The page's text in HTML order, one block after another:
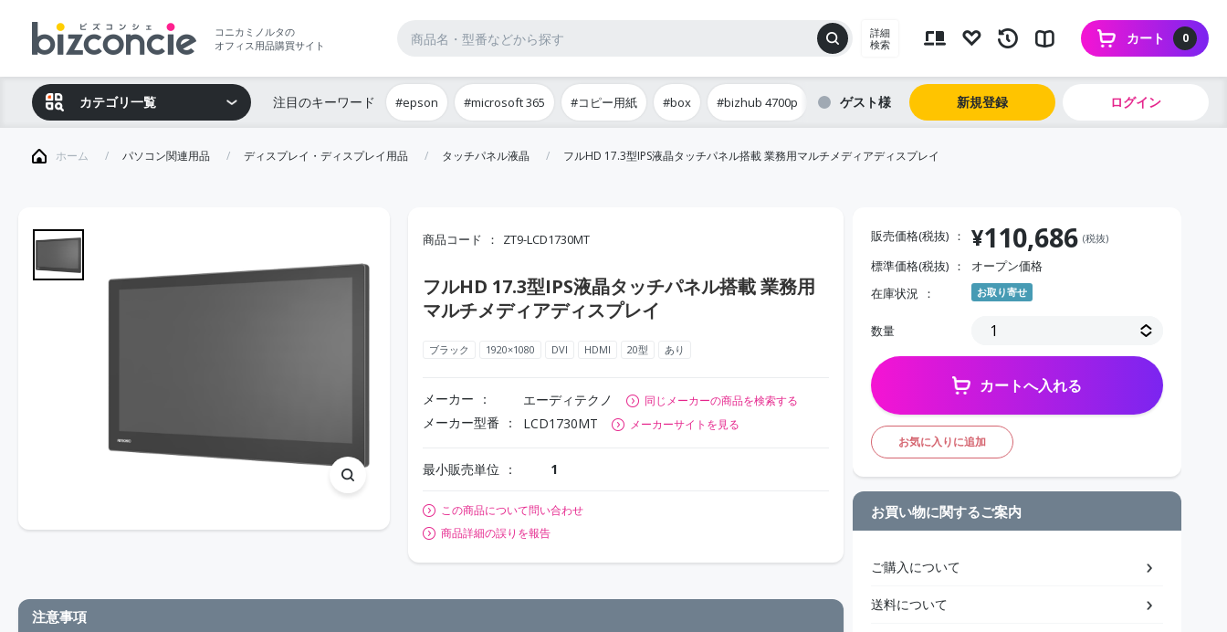
コニカミノルタの
オフィス用品購買サイト
詳細
検索
0
カート
カテゴリ一覧 注目のキーワード #epson #microsoft 365 #コピー用紙 #box #bizhub 4700p ゲスト 新規登録 ログイン
ホーム パソコン関連用品 ディスプレイ・ディスプレイ用品 タッチパネル液晶 フルHD 17.3型IPS液晶タッチパネル搭載 業務用マルチメディアディスプレイ
商品コード ZT9-LCD1730MT
フルHD 17.3型IPS液晶タッチパネル搭載 業務用
マルチメディアディスプレイ
ブラック 1920×1080 DVI HDMI 20型 あり
メーカー エーディテクノ 同じメーカーの商品を検索する
メーカー型番 LCD1730MT メーカーサイトを見る
最小販売単位 1
この商品について問い合わせ
商品詳細の誤りを報告
注意事項
販売価格(税抜) ¥110,686 (税抜)
標準価格(税抜)
オープン価格
在庫状況
お取り寄せ
数量
カートへ入れる
お気に入りに追加
お買い物に関するご案内
ご購入について
送料について